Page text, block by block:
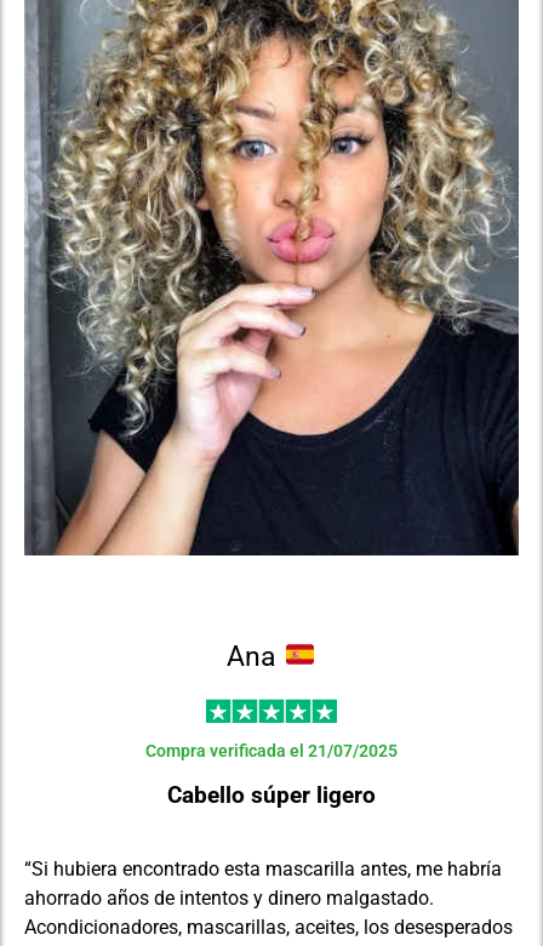
Ana
Compra verificada el 21/07/2025
Cabello súper ligero
“Si hubiera encontrado esta mascarilla antes, me habría
ahorrado años de intentos y dinero malgastado.
Acondicionadores, mascarillas, aceites, los desesperados